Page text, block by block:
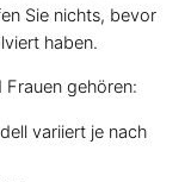
Sie nichts, bevor
haben.
gehören:
variiert je nach